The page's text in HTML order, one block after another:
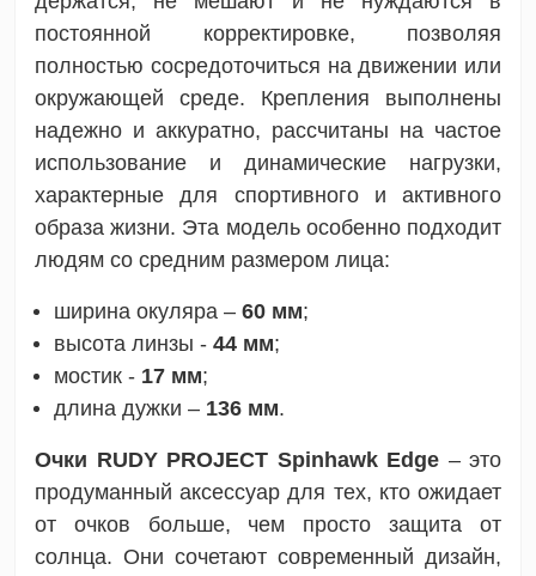
постоянной корректировке, позволяя
полностью сосредоточиться на движении или
окружающей среде. Крепления выполнены
надежно и аккуратно, рассчитаны на частое
использование и динамические нагрузки,
характерные для спортивного и активного
образа жизни. Эта модель особенно подходит
людям со средним размером лица:
ширина окуляра – 60 мм;
высота линзы - 44 мм;
мостик - 17 мм;
длина дужки – 136 мм.
Очки RUDY PROJECT Spinhawk Edge – это
продуманный аксессуар для тех, кто ожидает
от очков больше, чем просто защита от
солнца. Они сочетают современный дизайн,